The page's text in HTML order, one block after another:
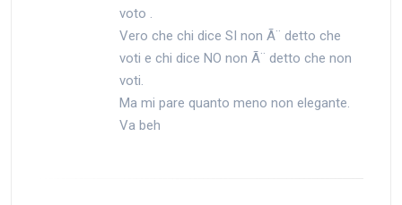
voto .
Vero che chi dice SI non Ã¨ detto che
voti e chi dice NO non Ã¨ detto che non
voti.
Ma mi pare quanto meno non elegante.
Va beh